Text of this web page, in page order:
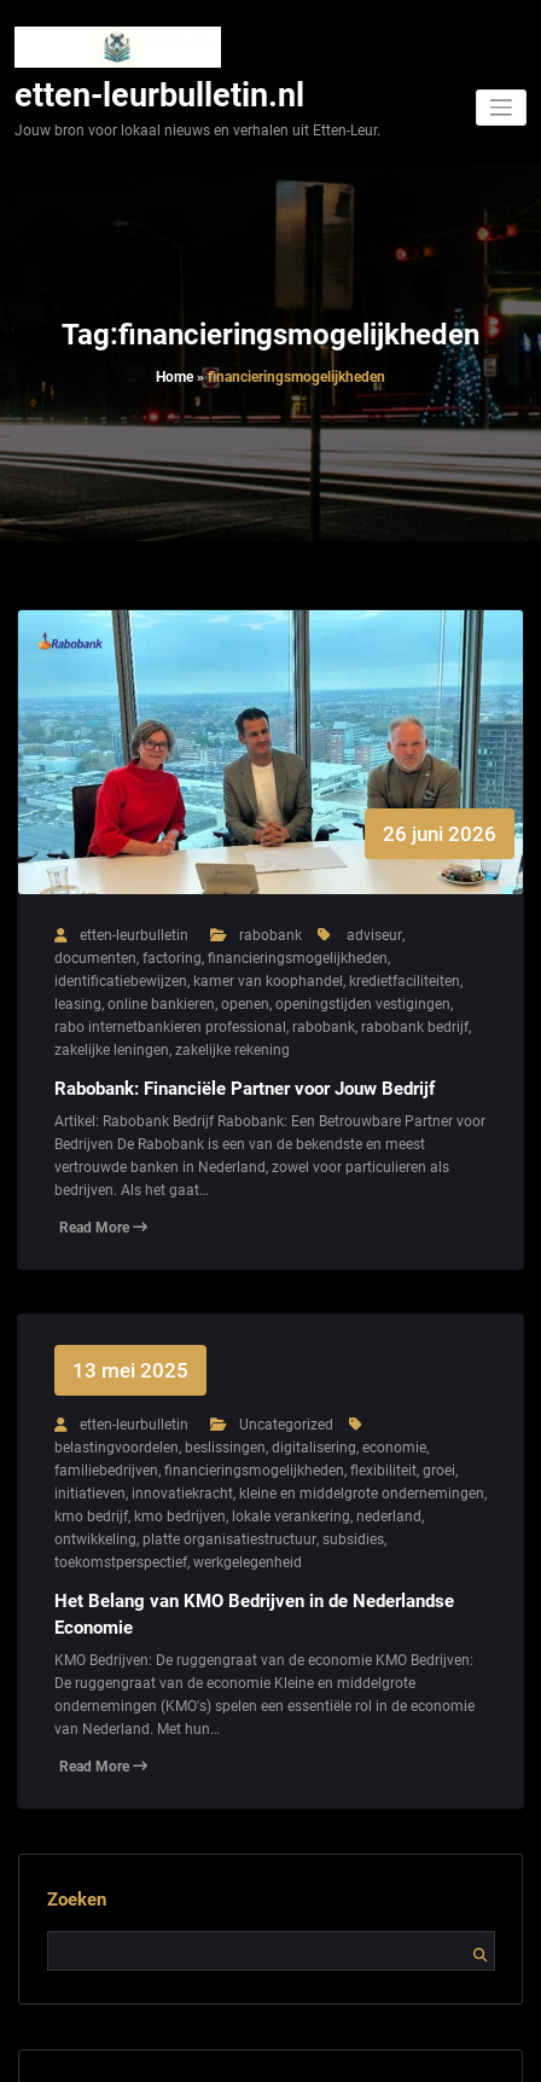
etten-leurbulletin.nl
Jouw bron voor lokaal nieuws en verhalen uit Etten-Leur.
Tag:financieringsmogelijkheden
Home»financieringsmogelijkheden
26 juni 2026
etten-leurbulletin rabobank adviseur,
documenten, factoring, financieringsmogelijkheden,
identificatiebewijzen, kamer van koophandel , kredietfaciliteiten,
leasing, online bankieren, openen, openingstijden vestigingen,
rabo internetbankieren professional , rabobank, rabobank bedrijf,
zakelijke leningen, zakelijke rekening
Rabobank: Financiële Partner voor Jouw Bedrijf
Artikel: Rabobank Bedrijf Rabobank: Een Betrouwbare Partner voor
Bedrijven De Rabobank is een van de bekendste en meest
vertrouwde banken in Nederland, zowel voor particulieren als
bedrijven. Als het gaat…
Read More
13 mei 2025
etten-leurbulletin
Uncategorized
belastingvoordelen, beslissingen, digitalisering, economie,
familiebedrijven, financieringsmogelijkheden, flexibiliteit, groei,
initiatieven, innovatiekracht, kleine en middelgrote ondernemingen,
kmo bedrijf, kmo bedrijven, lokale verankering, nederland,
ontwikkeling, platte organisatiestructuur, subsidies,
toekomstperspectief, werkgelegenheid
Het Belang van KMO Bedrijven in de Nederlandse
Economie
KMO Bedrijven: De ruggengraat van de economie KMO Bedrijven:
De ruggengraat van de economie Kleine en middelgrote
ondernemingen (KMO's) spelen een essentiële rol in de economie
van Nederland. Met hun…
Read More
Zoeken